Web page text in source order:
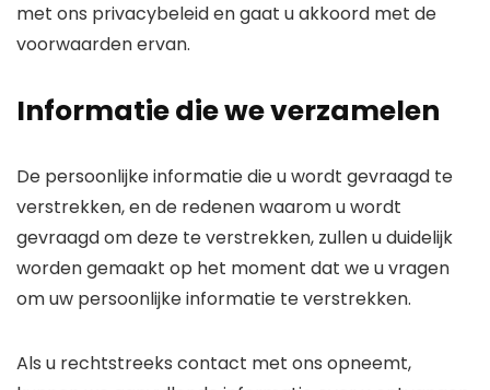
met ons privacybeleid en gaat u akkoord met de
voorwaarden ervan.
Informatie die we verzamelen
De persoonlijke informatie die u wordt gevraagd te
verstrekken, en de redenen waarom u wordt
gevraagd om deze te verstrekken, zullen u duidelijk
worden gemaakt op het moment dat we u vragen
om uw persoonlijke informatie te verstrekken.
Als u rechtstreeks contact met ons opneemt,